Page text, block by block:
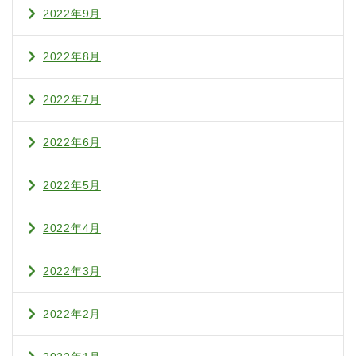
2022年9月
2022年8月
2022年7月
2022年6月
2022年5月
2022年4月
2022年3月
2022年2月